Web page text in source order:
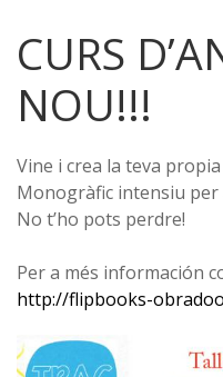
CURS
NOU!!!
Vine i crea la teva propia
Monogràfic intensiu per
No t’ho pots perdre!
Per a més información
http://flipbooks-